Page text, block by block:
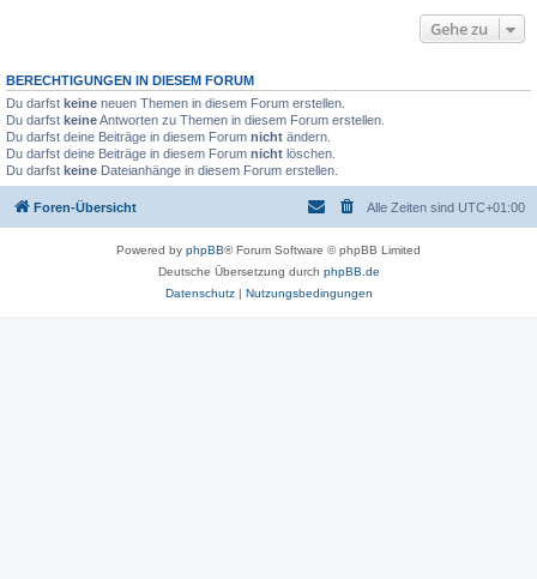
Gehe zu
BERECHTIGUNGEN IN DIESEM FORUM
Du darfst keine neuen Themen in diesem Forum erstellen.
Du darfst keineAntworten zu Themen in diesem Forum erstellen.
Du darfst deine Beiträge in diesem Forum nicht ändern.
Du darfst deine Beiträge in diesem Forum nicht löschen.
Du darfst keine Dateianhänge in diesem Forum erstellen.
Foren-Übersicht Alle Zeiten sind UTC+01:00
Powered by phpBB® Forum Software © phpBB Limited
Deutsche Übersetzung durch phpBB.de
Datenschutz| Nutzungsbedingungen